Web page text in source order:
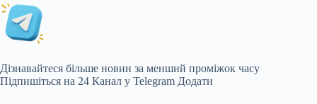
Дізнавайтеся більше новин за менший проміжок часу
Підпишіться на 24 Канал у Telegram Додати